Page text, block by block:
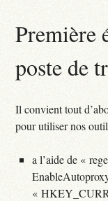
Première
poste de
Il convient tout
pour utiliser nos
a l’aide de «
«